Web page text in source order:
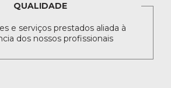
QUALIDADE
e serviços prestados aliada à
dos nossos profissionais